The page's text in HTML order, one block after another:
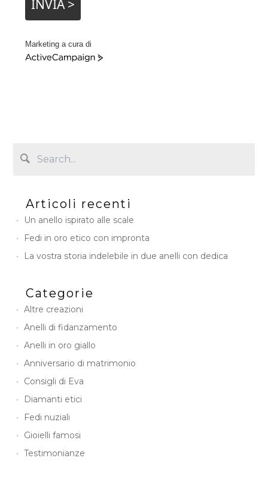
INVIA >
Marketing a cura di
A
m
g
n
Articoli recenti
Un anello ispirato alle scale
Fedi in oro etico con impronta
La vostra storia indelebile in due anelli con dedica
Categorie
Altre creazioni
Anelli di fidanzamento
Anelli in oro giallo
Anniversario di matrimonio
Consigli di Eva
Diamanti etici
Fedi nuziali
Gioielli famosi
Testimonianze